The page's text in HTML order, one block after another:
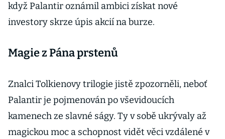
když Palantir oznámil ambici získat nové
investory skrze úpis akcií na burze.
Magie z Pána prstenů
Znalci Tolkienovy trilogie jistě zpozorněli, neboť
Palantir je pojmenován po vševidoucích
kamenech ze slavné ságy. Ty v sobě ukrývaly až
magickou moc a schopnost vidět věci vzdálené v